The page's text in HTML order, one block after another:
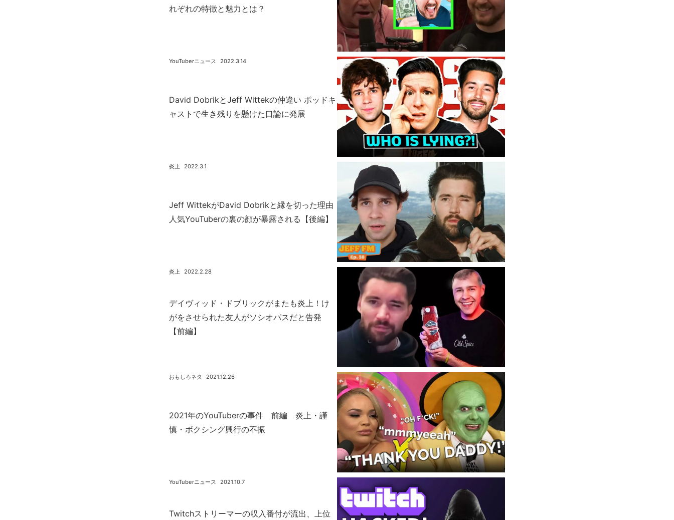
れぞれの特徴と魅力とは？
David DobrikとJeff Wittekの仲違い ポッドキ
ャストで生き残りを懸けた口論に発展
2022.3.14
YouTuberニュース
Jeff WittekがDavid Dobrikと縁を切った理由
人気YouTuberの裏の顔が暴露される【後編】
2022.3.1
炎上
デイヴィッド・ドブリックがまたも炎上！け
がをさせられた友人がソシオパスだと告発
【前編】
2022.2.28
炎上
2021年のYouTuberの事件 前編 炎上・謹
慎・ボクシング興行の不振
2021.12.26
おもしろネタ
Twitchストリーマーの収入番付が流出、上位
2021.10.7
YouTuberニュース